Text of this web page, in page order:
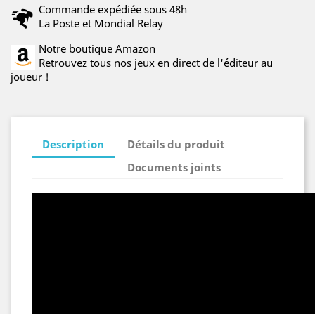
Commande expédiée sous 48h
La Poste et Mondial Relay
Notre boutique Amazon
Retrouvez tous nos jeux en direct de l'éditeur au
joueur !
Description
Détails du produit
Documents joints